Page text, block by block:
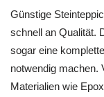
Günstige
schnell an Qualität.
sogar eine
notwendig machen.
Materialien wie